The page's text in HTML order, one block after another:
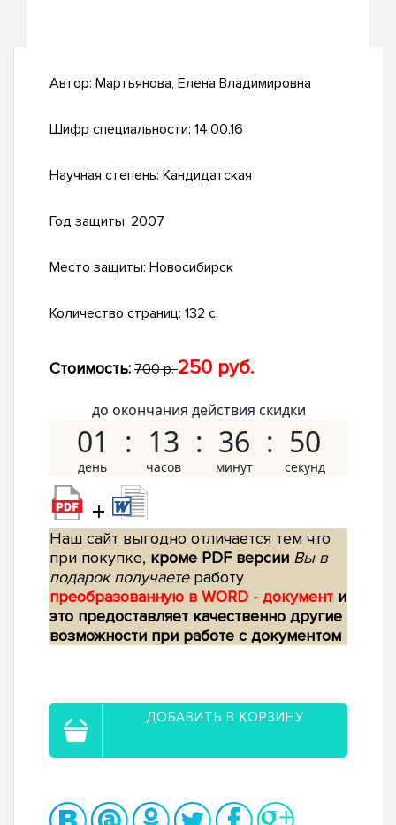
Автор: Мартьянова, Елена Владимировна
Шифр специальности: 14.00.16
Научная степень: Кандидатская
Год защиты: 2007
Место защиты: Новосибирск
Количество страниц: 132 с.
Стоимость: 700 р.250 руб.
до окончания действия скидки
01 13 36 49
+
Наш сайт выгодно отличается тем что
при покупке, кроме PDF версии Вы в
подарок получаетеработу
преобразованную в WORD - документ и
это предоставляет качественно другие
возможности при работе с документом
ДОБАВИТЬ В КОРЗИНУ